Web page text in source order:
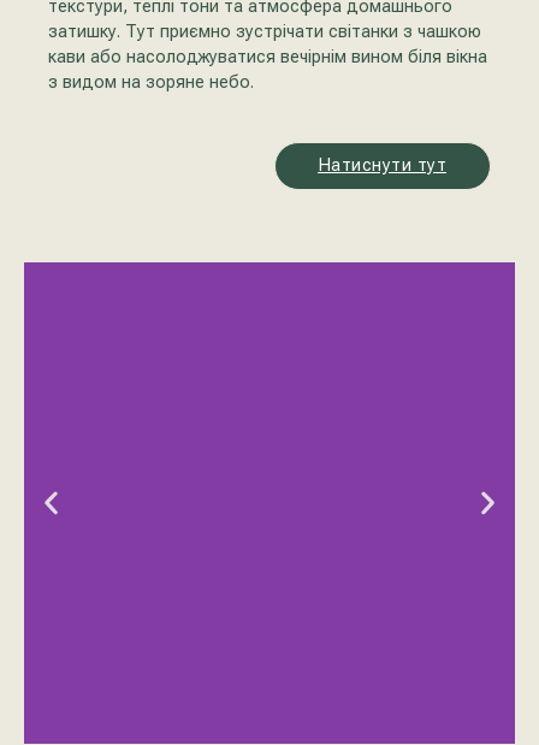
текстури, теплі тони та атмосфера домашнього
затишку. Тут приємно зустрічати світанки з чашкою
кави або насолоджуватися вечірнім вином біля вікна
з видом на зоряне небо.
Натиснути тут